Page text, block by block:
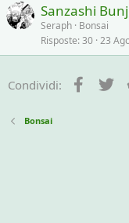
Sanzashi
Seraph Bonsai
Risposte 30 23
Condividi:
Bonsai